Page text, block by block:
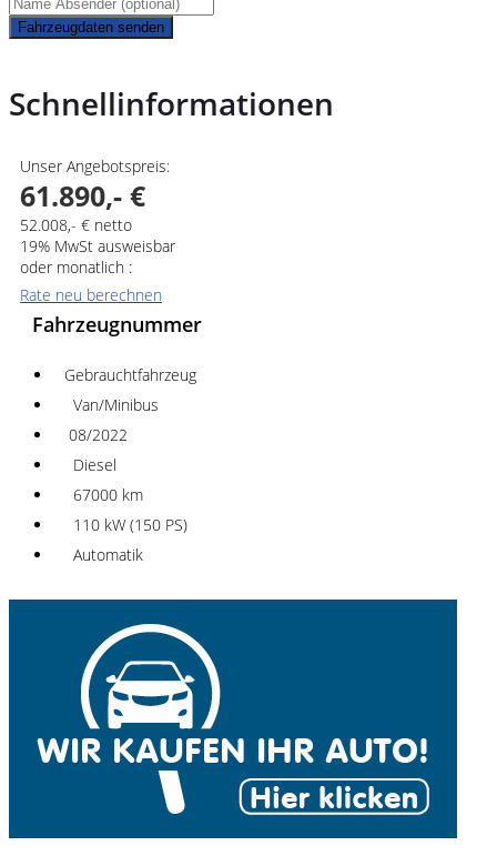
Fahrzeugdaten senden
Schnellinformationen
Unser Angebotspreis:
61.890,- €
52.008,- € netto
19% MwSt ausweisbar
oder monatlich :
Rate neu berechnen
Fahrzeugnummer
Gebrauchtfahrzeug
Van/Minibus
08/2022
Diesel
67000 km
110 kW (150 PS)
Automatik